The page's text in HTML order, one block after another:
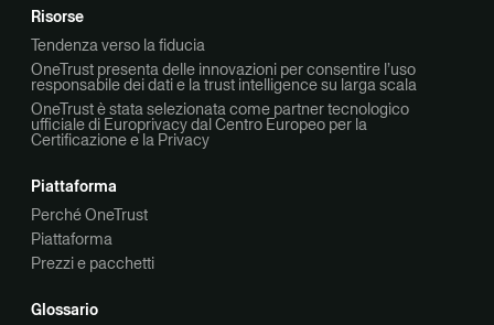
Risorse
Tendenza verso la fiducia
OneTrust presenta delle innovazioni per consentire l’uso
responsabile dei dati e la trust intelligence su larga scala
OneTrust è stata selezionata come partner tecnologico
ufficiale di Europrivacy dal Centro Europeo per la
Certificazione e la Privacy
Piattaforma
Perché OneTrust
Piattaforma
Prezzi e pacchetti
Glossario